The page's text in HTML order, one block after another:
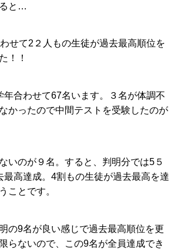
と…
せて2２人もの生徒が過去最高順位を
！！
年合わせて67名います。３名が体調不
かったので中間テストを受験したのが
いのが９名。すると、判明分では5５
最高達成。4割もの生徒が過去最高を達
ことです。
の9名が良い感じで過去最高順位を更
らないので、この9名が全員達成でき